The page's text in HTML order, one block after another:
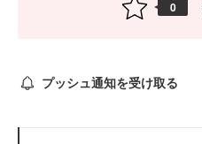
0
プッシュ通知を受け取る